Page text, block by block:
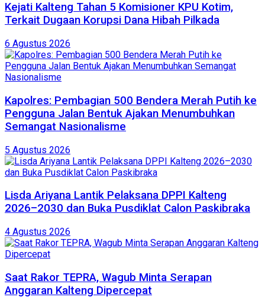
Kejati Kalteng Tahan 5 Komisioner KPU Kotim,
Terkait Dugaan Korupsi Dana Hibah Pilkada
6 Agustus 2026
Kapolres: Pembagian 500 Bendera Merah Putih ke
Pengguna Jalan Bentuk Ajakan Menumbuhkan
Semangat Nasionalisme
5 Agustus 2026
Lisda Ariyana Lantik Pelaksana DPPI Kalteng
2026–2030 dan Buka Pusdiklat Calon Paskibraka
4 Agustus 2026
Saat Rakor TEPRA, Wagub Minta Serapan
Anggaran Kalteng Dipercepat